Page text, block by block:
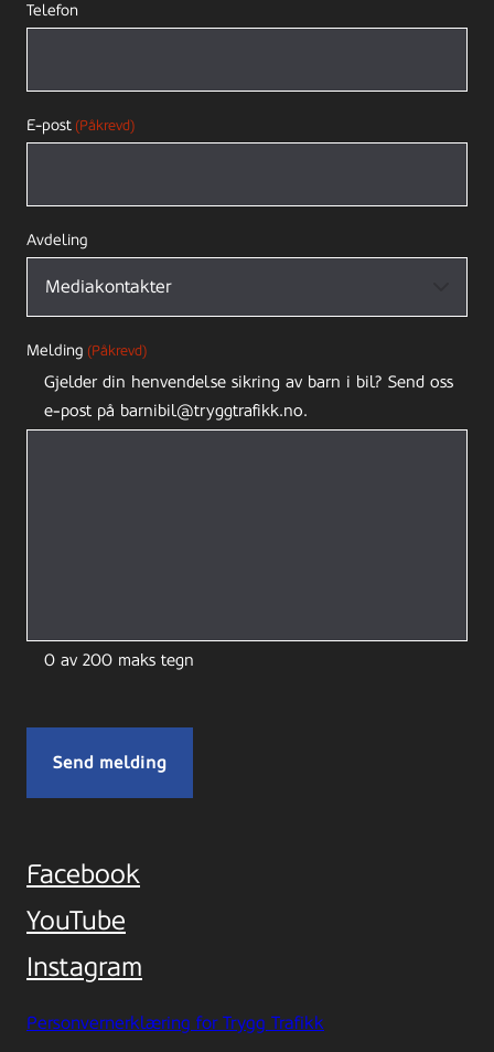
Telefon
E-post (Påkrevd)
Avdeling
Melding (Påkrevd)
Gjelder din henvendelse sikring av barn i bil? Send oss
e-post på barnibil@tryggtrafikk.no.
0 av 200 maks tegn
Facebook
YouTube
Instagram
Personvernerklæring for Trygg Trafikk